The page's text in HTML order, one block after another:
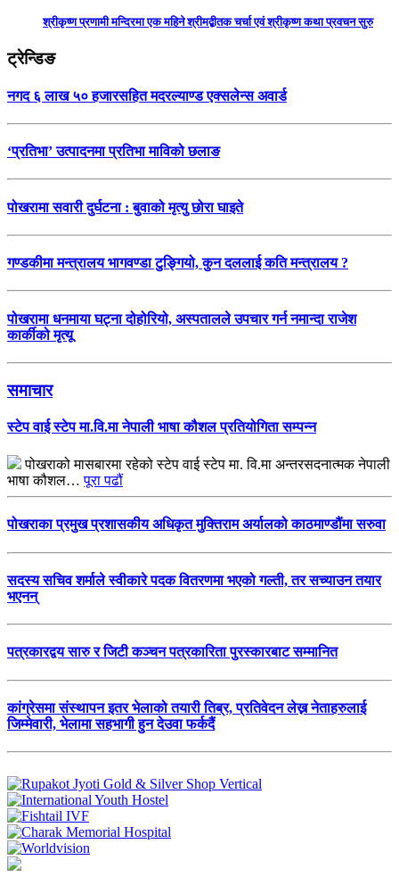
श्रीकृष्ण प्रणामी मन्दिरमा एक महिने श्रीमद्बीतक चर्चा एवं श्रीकृष्ण कथा प्रवचन सुरु
ट्रेन्डिङ
नगद ६ लाख ५० हजारसहित मदरल्याण्ड एक्सलेन्स अवार्ड
‘प्रतिभा’ उत्पादनमा प्रतिभा माविको छलाङ
पोखरामा सवारी दुर्घटना : बुवाको मृत्यु छोरा घाइते
गण्डकीमा मन्त्रालय भागवण्डा टुङ्गियो, कुन दललाई कति मन्त्रालय ?
पोखरामा धनमाया घट्ना दोहोरियो, अस्पतालले उपचार गर्न नमान्दा राजेश
कार्कीको मृत्यू
समाचार
स्टेप वाई स्टेप मा.वि.मा नेपाली भाषा कौशल प्रतियोगिता सम्पन्न
पोखराको मासबारमा रहेको स्टेप वाई स्टेप मा. वि.मा अन्तरसदनात्मक नेपाली
भाषा कौशल…पूरा पढौं
पोखराका प्रमुख प्रशासकीय अधिकृत मुक्तिराम अर्यालको काठमाण्डौंमा सरुवा
सदस्य सचिव शर्माले स्वीकारे पदक वितरणमा भएको गल्ती, तर सच्याउन तयार
भएनन्
पत्रकारद्वय सारु र जिटी कञ्चन पत्रकारिता पुरस्कारबाट सम्मानित
कांग्रेसमा संस्थापन इतर भेलाको तयारी तिब्र, प्रतिवेदन लेख्न नेताहरुलाई
जिम्मेवारी, भेलामा सहभागी हुन देउवा फर्कदैं